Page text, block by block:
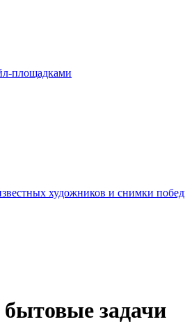
площадками
художников и снимки
задачи